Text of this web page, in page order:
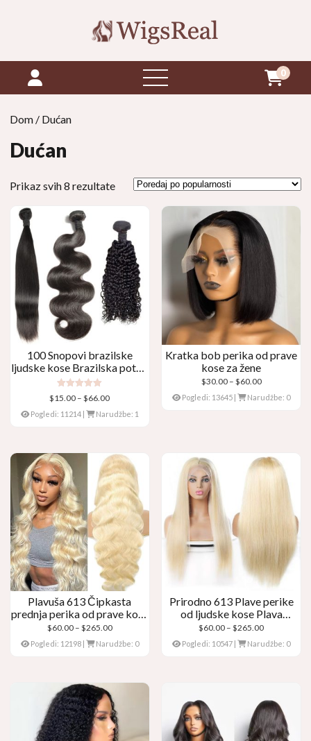
otvori
izbornik
0
Dom / Dućan
Dućan
Prikaz svih 8 rezultatePoredano
popularnosti
100 Snopovi brazilske
ljudske kose Brazilska potka
– Ravno, Tjelesni val,
kovrčava
Ocijenjeno
5.00
od 5
$15.00 – $66.00Raspon
cijena:
Pogledi: 11214| Narudžbe: 1
Kratka bob perika od prave
kose za žene
$30.00 – $60.00Raspon
cijena:
Pogledi: 13645 | Narudžbe: 0
Plavuša 613 Čipkasta
prednja perika od prave kose
– Tjelesni val
$60.00 – $265.00Raspon
cijena:
Pogledi: 12198| Narudžbe: 0
Prirodno 613 Plave perike
od ljudske kose Plava
čipkasta prednja perika
$60.00 – $265.00Raspon
cijena:
Pogledi: 10547 Narudžbe: 0